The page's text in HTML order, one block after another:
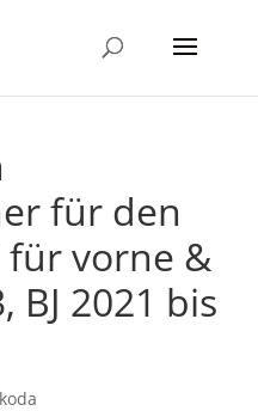
für den
für vorne &
BJ 2021 bis